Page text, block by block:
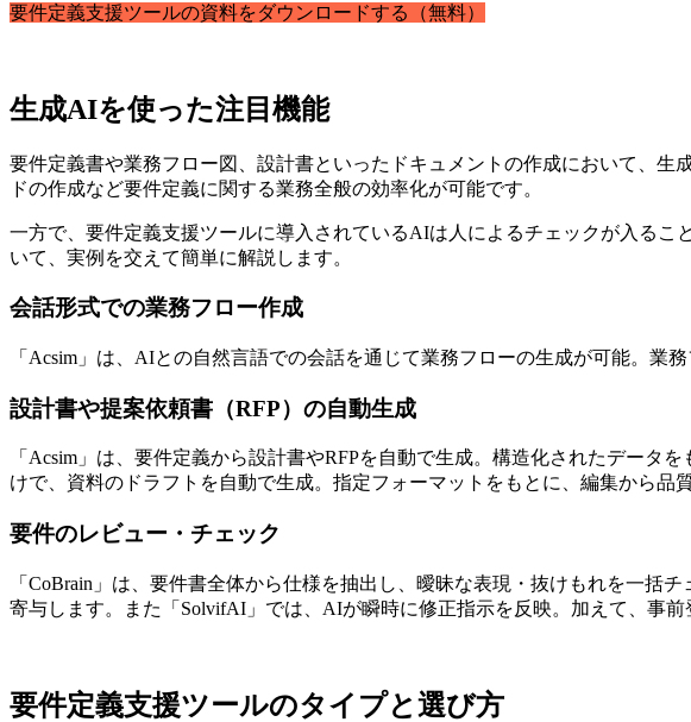
要件定義支援ツールの資料をダウンロードする（無料）
生成AIを使った注目機能
要件定義書や業務フロー図、設計書といったドキュメントの作成において、
ドの作成など要件定義に関する業務全般の効率化が可能です。
一方で、要件定義支援ツールに導入されているAIは人によるチェックが入る
いて、実例を交えて簡単に解説します。
会話形式での業務フロー作成
「Acsim」は、AIとの自然言語での会話を通じて業務フローの生成が可能。業
設計書や提案依頼書（RFP）の自動生成
「Acsim」は、要件定義から設計書やRFPを自動で生成。構造化されたデー
けで、資料のドラフトを自動で生成。指定フォーマットをもとに、編集から品
要件のレビュー・チェック
「CoBrain」は、要件書全体から仕様を抽出し、曖昧な表現・抜けもれを一括
寄与します。また「SolvifAI」では、AIが瞬時に修正指示を反映。加えて、事
要件定義支援ツールのタイプと選び方